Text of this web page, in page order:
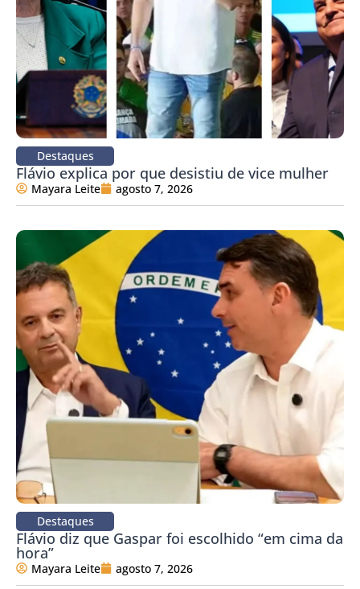
Destaques
Flávio explica por que desistiu de vice mulher
Mayara Leite agosto 7, 2026
Destaques
Flávio diz que Gaspar foi escolhido “em cima da
hora”
Mayara Leite agosto 7, 2026